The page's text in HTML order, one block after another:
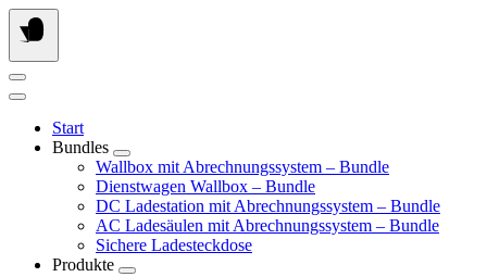
Springe
zum
Inhalt
Start
Bundles
Wallbox mit Abrechnungssystem – Bundle
Dienstwagen Wallbox – Bundle
DC Ladestation mit Abrechnungssystem – Bundle
AC Ladesäulen mit Abrechnungssystem – Bundle
Sichere Ladesteckdose
Produkte